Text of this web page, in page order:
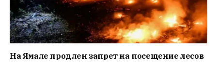
На Ямале продлен запрет на посещение лесов